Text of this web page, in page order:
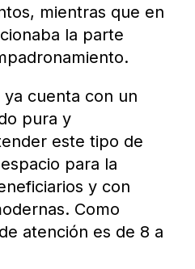
mientras que en
la parte
cuenta con un
pura y
este tipo de
para la
y con
Como
atención es de 8 a